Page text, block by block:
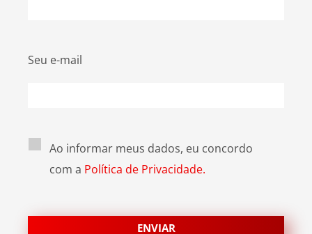
Seu e-mail
Ao informar meus dados, eu concordo
com a Política de Privacidade.